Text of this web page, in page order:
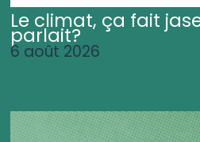
Le climat, ça fait
parlait?
6 août 2026